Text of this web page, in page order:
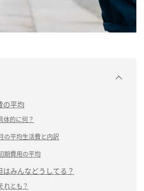
の平均
体的に何？
の平均生活費と内訳
期費用の平均
みんなどうしてる？
とも？